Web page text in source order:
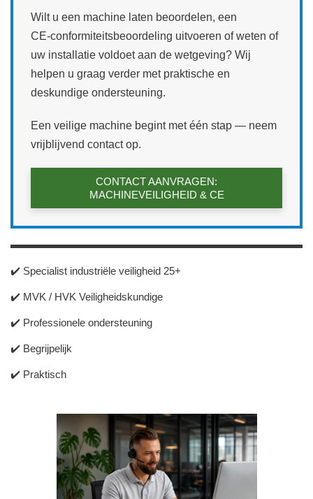
Wilt u een machine laten beoordelen, een
CE‑conformiteitsbeoordeling uitvoeren of weten of
uw installatie voldoet aan de wetgeving? Wij
helpen u graag verder met praktische en
deskundige ondersteuning.
Een veilige machine begint met één stap — neem
vrijblijvend contact op.
CONTACT AANVRAGEN:
MACHINEVEILIGHEID & CE
✔️ Specialist industriële veiligheid 25+
✔️ MVK / HVK Veiligheidskundige
✔️ Professionele ondersteuning
✔️ Begrijpelijk
✔️ Praktisch